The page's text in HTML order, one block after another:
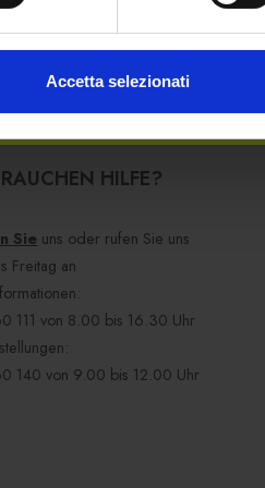
Accetta selezionati
Unterstützung jedes
HILFE?
Sie uns oder rufen Sie uns
Freitag an
111 von 8.00 bis 16.30 Uhr
140 von 9.00 bis 12.00 Uhr